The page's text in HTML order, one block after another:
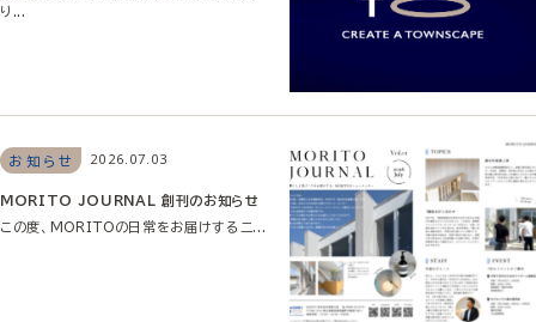
り...
お知らせ 2026.07.03
MORITO JOURNAL 創刊のお知らせ
この度、MORITOの日常をお届けするニ...